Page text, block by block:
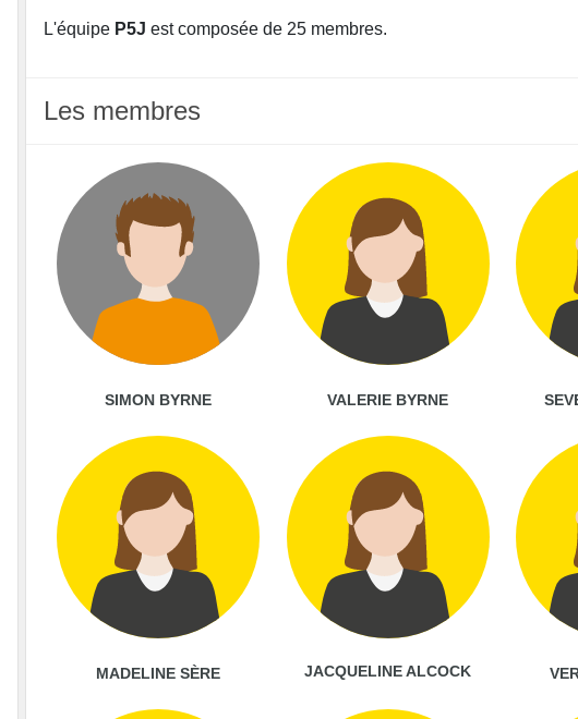
L'équipe P5J est composée de 25 membres.
Les membres
SIMON BYRNE VALERIE BYRNE
MADELINE SÈRE JACQUELINE ALCOCK